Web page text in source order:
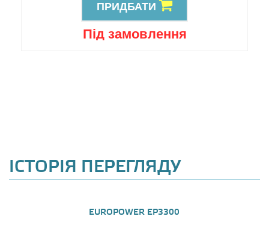
ПРИДБАТИ
Під замовлення
ІСТОРІЯ ПЕРЕГЛЯДУ
EUROPOWER EP3300